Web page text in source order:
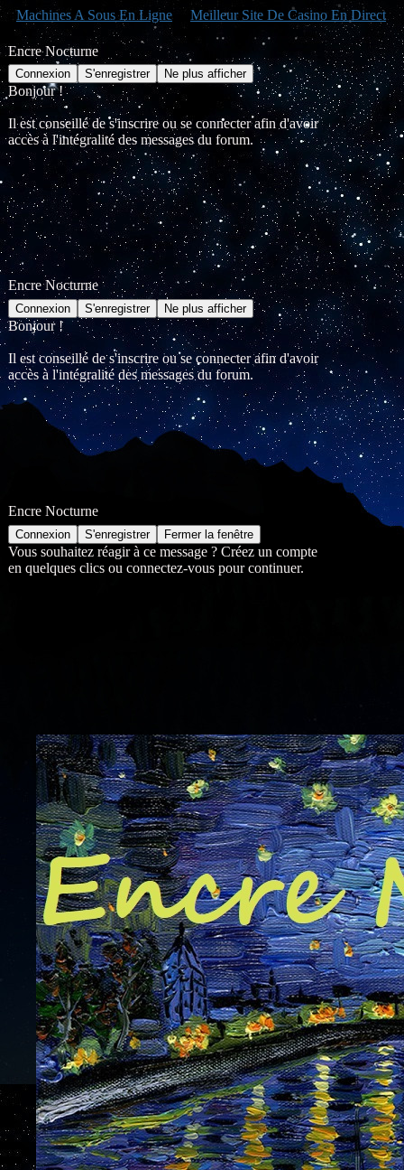
Machines A Sous En Ligne Meilleur Site De Casino En Direct
Encre Nocturne
Bonjour !
Il est conseillé de s'inscrire ou se connecter afin d'avoir
accès à l'intégralité des messages du forum.
Encre Nocturne
Bonjour !
Il est conseillé de s'inscrire ou se connecter afin d'avoir
accès à l'intégralité des messages du forum.
Encre Nocturne
Vous souhaitez réagir à ce message ? Créez un compte
en quelques clics ou connectez-vous pour continuer.